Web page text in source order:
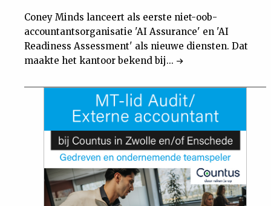
Coney Minds lanceert als eerste niet-oob-
accountantsorganisatie 'AI Assurance' en 'AI
Readiness Assessment' als nieuwe diensten. Dat
maakte het kantoor bekend bij...